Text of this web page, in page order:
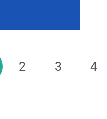
2 3 4